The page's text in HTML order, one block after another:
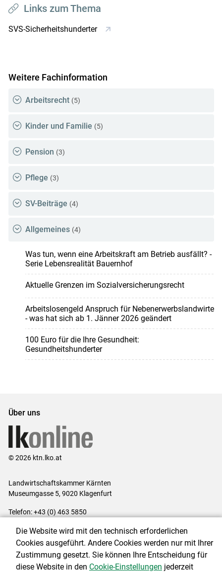
Links zum Thema
SVS-Sicherheitshunderter
Weitere Fachinformation
Arbeitsrecht (5)
Kinder und Familie (5)
Pension (3)
Pflege (3)
SV-Beiträge (4)
Allgemeines (4)
Was tun, wenn eine Arbeitskraft am Betrieb ausfällt? -
Serie Lebensrealität Bauernhof
Aktuelle Grenzen im Sozialversicherungsrecht
Arbeitslosengeld Anspruch für Nebenerwerbslandwirte
- was hat sich ab 1. Jänner 2026 geändert
100 Euro für die Ihre Gesundheit:
Gesundheitshunderter
Über uns
© 2026 ktn.lko.at
Landwirtschaftskammer Kärnten
Museumgasse 5, 9020 Klagenfurt
Telefon: +43 (0) 463 5850
Impressum|Kontakt|Datenschutzerklärung|Barrierefreiheit|
Cookie-Einstellungen
Die Website wird mit den technisch erforderlichen
Cookies ausgeführt. Andere Cookies werden nur mit Ihrer
Zustimmung gesetzt. Sie können Ihre Entscheidung für
diese Website in den Cookie-Einstellungen jederzeit